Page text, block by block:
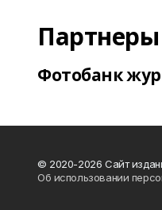
Партнеры
Фотобанк
© 2020-2026 Сайт
Об использовании